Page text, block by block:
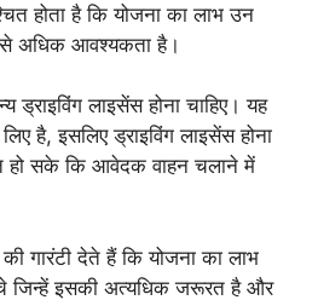
होता है कि योजना का लाभ उन
अधिक आवश्यकता है।
ड्राइविंग लाइसेंस होना चाहिए। यह
है, इसलिए ड्राइविंग लाइसेंस होना
हो सके कि आवेदक वाहन चलाने में
गारंटी देते हैं कि योजना का लाभ
इसकी अत्यधिक जरूरत है और